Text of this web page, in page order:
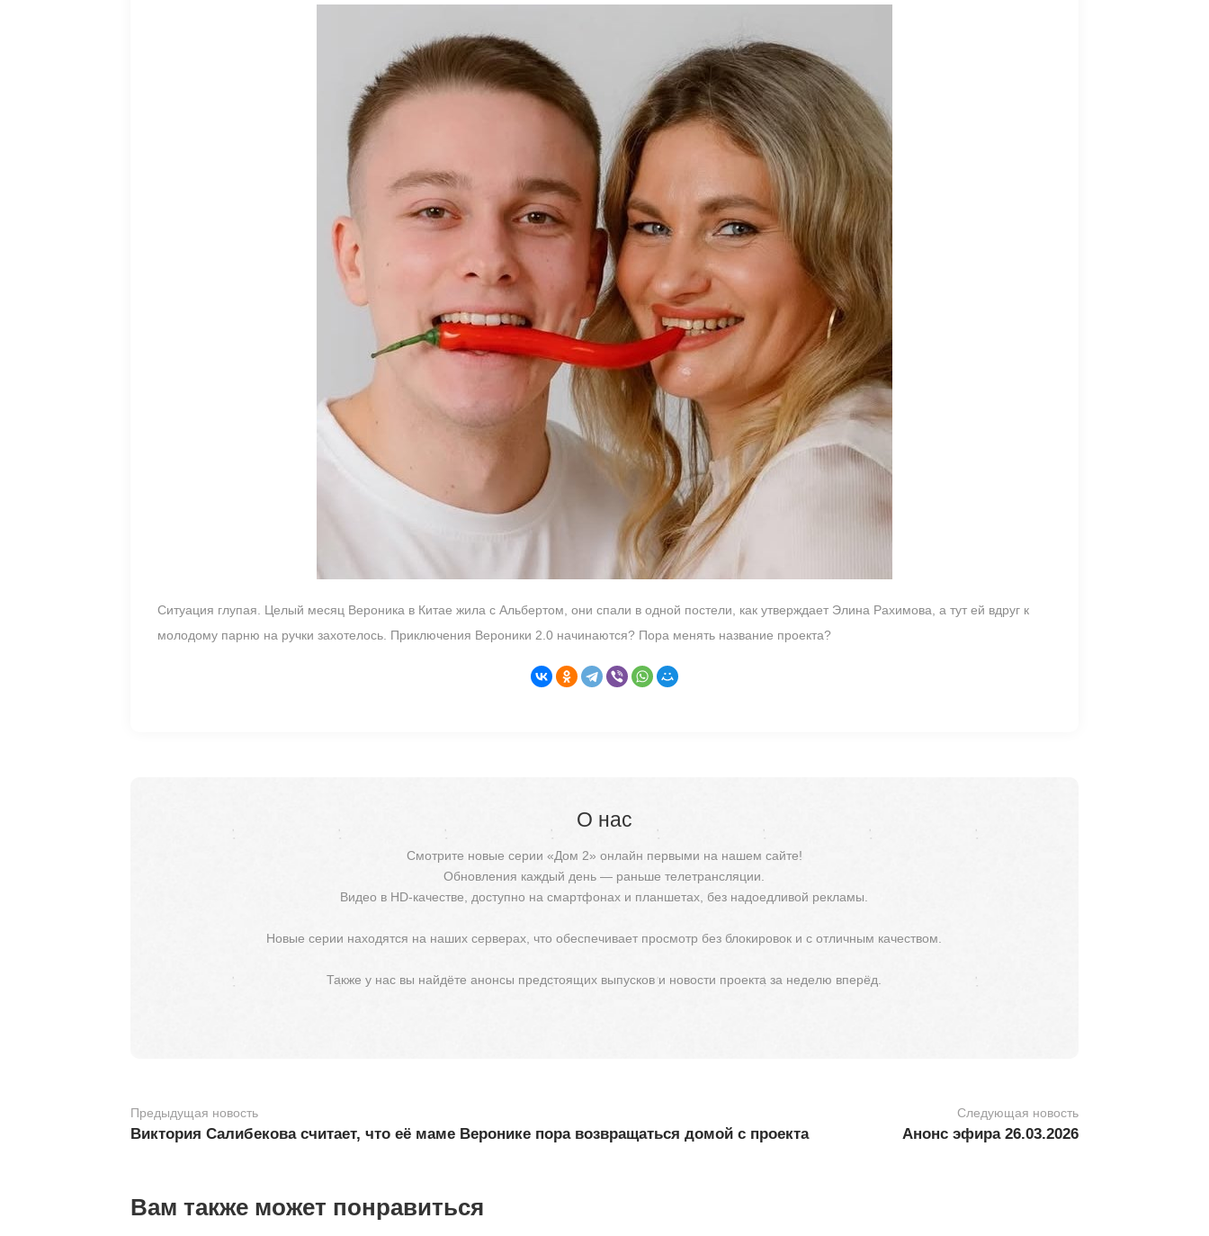
Ситуация глупая. Целый месяц Вероника в Китае жила с Альбертом, они спали в одной постели, как утверждает Элина Рахимова, а тут ей вдруг к
молодому парню на ручки захотелось. Приключения Вероники 2.0 начинаются? Пора менять название проекта?
О нас
Смотрите новые серии «Дом 2» онлайн первыми на нашем сайте!
Обновления каждый день — раньше телетрансляции.
Видео в HD-качестве, доступно на смартфонах и планшетах, без надоедливой рекламы.
Новые серии находятся на наших серверах, что обеспечивает просмотр без блокировок и с отличным качеством.
Также у нас вы найдёте анонсы предстоящих выпусков и новости проекта за неделю вперёд.
Предыдущая новость
Виктория Салибекова считает, что её маме Веронике пора возвращаться домой с проекта
Следующая новость
Анонс эфира 26.03.2026
Вам также может понравиться